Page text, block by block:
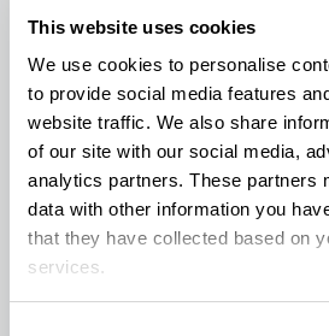
This website uses cookies
We use cookies to personalise
to provide social media features
website traffic. We also share
of our site with our social media,
analytics partners. These partners
data with other information you
that they have collected based on
services.
Además, la insistencia en la
mantener la integridad y
cannábicos. Al estar
responsables, podemos
beneficios del cannabisde
responsable. La industria del
constante evolución y es